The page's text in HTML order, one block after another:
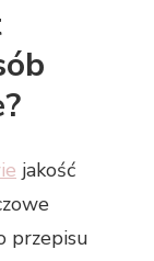
jakość
przepisu